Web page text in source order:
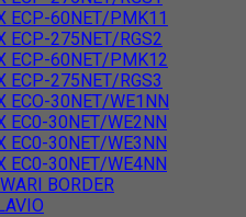
ECP-60NET/PMK11
ECP-275NET/RGS2
ECP-60NET/PMK12
ECP-275NET/RGS3
ECO-30NET/WE1NN
EC0-30NET/WE2NN
EC0-30NET/WE3NN
EC0-30NET/WE4NN
BORDER